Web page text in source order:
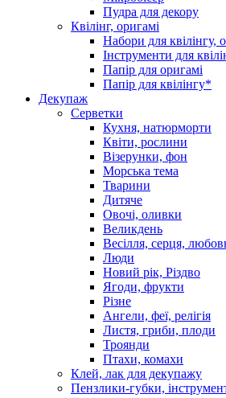
Пудра для декору
Квілінг, оригамі
Набори для квілінгу,
Інструменти для
Папір для оригамі
Папір для квілінгу*
Декупаж
Серветки
Кухня, натюрморти
Квіти, рослини
Візерунки, фон
Морська тема
Тварини
Дитяче
Овочі, оливки
Великдень
Весілля, серця,
Люди
Новий рік, Різдво
Ягоди, фрукти
Різне
Ангели, феї, релігія
Листя, гриби, плоди
Троянди
Птахи, комахи
Клей, лак для декупажу
Пензлики-губки,